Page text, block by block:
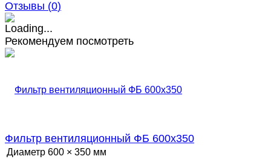
Отзывы (0)
Рекомендуем посмотреть
Фильтр вентиляционный ФБ 600х350
Диаметр 600 × 350 мм